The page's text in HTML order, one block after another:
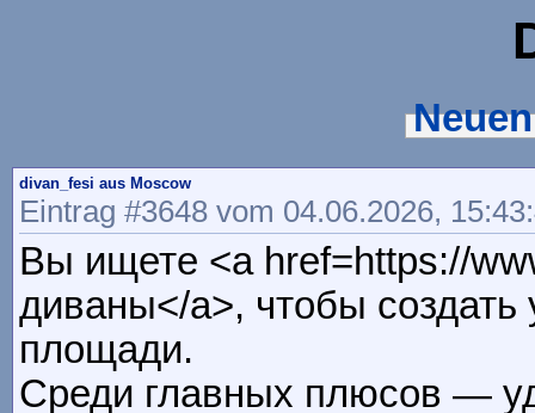
divan_fesi aus Moscow
Eintrag #3648 vom 04.06.2026,
Вы ищете <a href=https://
диваны</a>, чтобы
площади.
Среди главных плюсов —